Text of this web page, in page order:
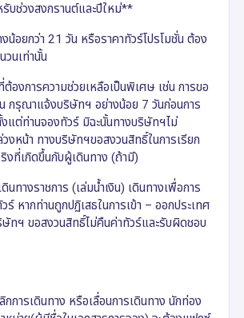
รับช่วงสงกรานต์และปีใหม่**
น้อยกว่า 21 วัน หรือราคาทัวร์โปรโมชั่น ต้อง
วนเท่านั้น
องการความช่วยเหลือเป็นพิเศษ เช่น การขอ
กรุณาแจ้งบริษัทฯ อย่างน้อย 7 วันก่อนการ
แต่ท่านจองทัวร์ มิฉะนั้นทางบริษัทฯไม่
วงหน้า ทางบริษัทฯขอสงวนสิทธิ์ในการเรียก
ริงที่เกิดขึ้นกับผู้เดินทาง (ถ้ามี)
ทางราชการ (เล่มน้ำเงิน) เดินทางเพื่อการ
ร์ หากท่านถูกปฏิเสธในการเข้า – ออกประเทศ
ทฯ ขอสงวนสิทธิ์ไม่คืนค่าทัวร์และรับผิดชอบ
การเดินทาง หรือเลื่อนการเดินทาง นักท่อง